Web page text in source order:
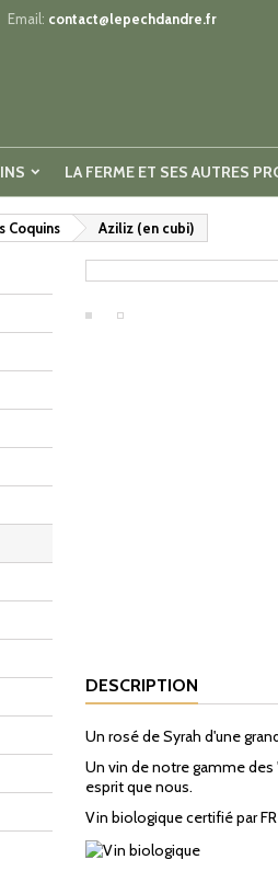
Email: contact@lepechdandre.fr
LA FERME ET SES AUTRES
Coquins Aziliz (en cubi)
DESCRIPTION
Un rosé de Syrah d'une
Un vin de notre gamme des
esprit que nous.
Vin biologique certifié par